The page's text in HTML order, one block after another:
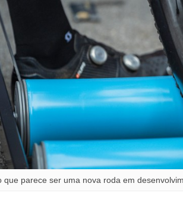
que parece ser uma nova roda em